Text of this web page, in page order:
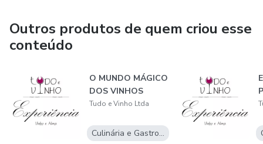
Outros produtos de quem criou esse
conteúdo
O MUNDO MÁGICO
DOS VINHOS
Tudo e Vinho Ltda
Culinária e Gastronomia